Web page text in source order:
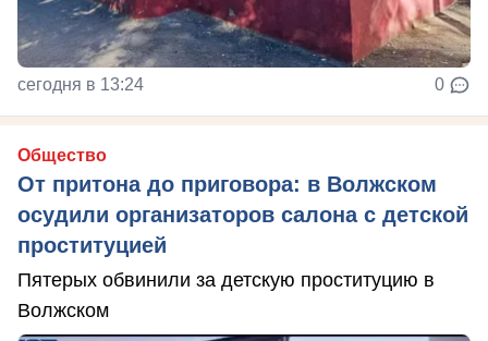
сегодня в 13:24 0
Общество
От притона до приговора: в Волжском
осудили организаторов салона с детской
проституцией
Пятерых обвинили за детскую проституцию в
Волжском